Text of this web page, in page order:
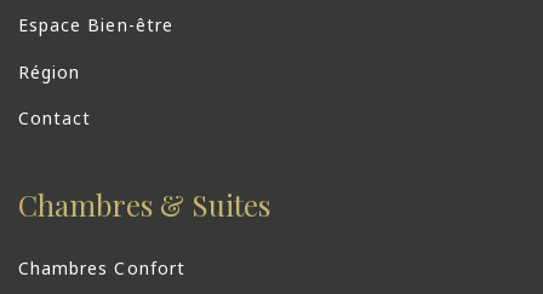
Espace Bien-être
Région
Contact
Chambres & Suites
Chambres Confort